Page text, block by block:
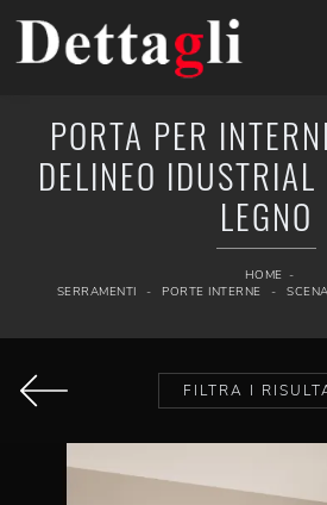
PORTA PER
DELINEO IDUSTRIAL
LEGNO
HOME -
SERRAMENTI
- PORTE INTERNE -
FILTRA I